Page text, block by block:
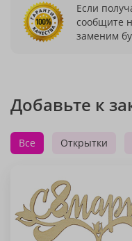
Если
сообщите
заменим
Добавьте к
Все Открытки